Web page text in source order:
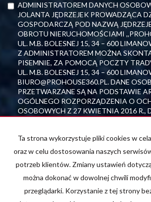
ADMINISTRATOREM DANYCH
JOLANTA JĘDRZEJEK PROWADZĄCA
GOSPODARCZĄ POD NAZWĄ
OBROTU NIERUCHOMOŚCIAMI
UL. M.B. BOLESNEJ 15, 34 – 600
Z ADMINISTRATOREM MOŻNA
PISEMNIE, ZA POMOCĄ POCZTY
UL. M.B. BOLESNEJ 15, 34 – 600
BIURO@PROHOUSE360.PL. DANE
PRZETWARZANE SĄ NA PODSTAWIE
OGÓLNEGO ROZPORZĄDZENIA O
OSOBOWYCH Z 27 KWIETNIA 2016 R.,
PAŃSTWA TRZECIEGO JAK I
MIĘDZYNARODOWEJ. DANE BĘDĄ
ZREALIZOWANIA PRZEZ
NA NIM OBOWIĄZKACH PRAWNYCH
UMOWĄ. OSOBIE, KTÓREJ DANE
PRAWO DOSTĘPU DO SWOICH
Ta strona wykorzystuje pliki cookies w
oraz w celu dostosowania naszych
potrzeb klientów. Zmiany ustawień
można dokonać w dowolnej chwili
przeglądarki. Korzystanie z tej strony